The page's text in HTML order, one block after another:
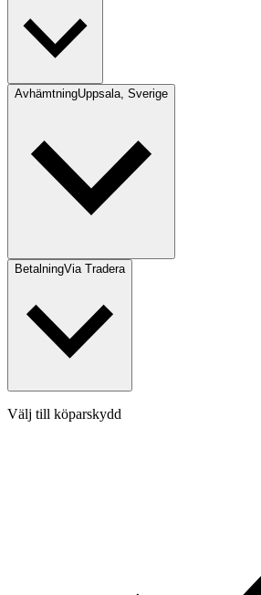
AvhämtningUppsala, Sverige
BetalningVia Tradera
Välj till köparskydd